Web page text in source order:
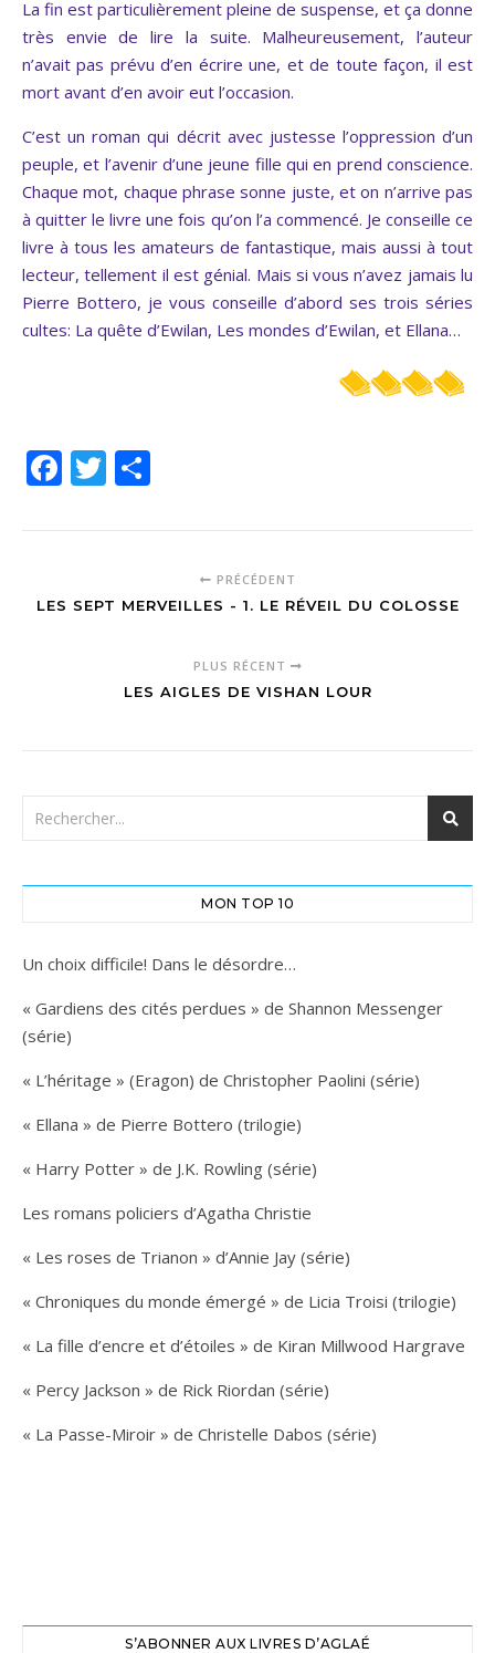
La fin est particulièrement pleine de suspense, et ça donne
très envie de lire la suite. Malheureusement, l’auteur
n’avait pas prévu d’en écrire une, et de toute façon, il est
mort avant d’en avoir eut l’occasion.
C’est un roman qui décrit avec justesse l’oppression d’un
peuple, et l’avenir d’une jeune fille qui en prend conscience.
Chaque mot, chaque phrase sonne juste, et on n’arrive pas
à quitter le livre une fois qu’on l’a commencé. Je conseille ce
livre à tous les amateurs de fantastique, mais aussi à tout
lecteur, tellement il est génial. Mais si vous n’avez jamais lu
Pierre Bottero, je vous conseille d’abord ses trois séries
cultes: La quête d’Ewilan, Les mondes d’Ewilan, et Ellana…
Facebook
Twitter
PRÉCÉDENT
LES SEPT MERVEILLES - 1. LE RÉVEIL DU COLOSSE
PLUS RÉCENT
LES AIGLES DE VISHAN LOUR
MON TOP 10
Un choix difficile! Dans le désordre…
« Gardiens des cités perdues » de Shannon Messenger
(série)
« L’héritage » (Eragon) de Christopher Paolini (série)
« Ellana » de Pierre Bottero (trilogie)
« Harry Potter » de J.K. Rowling (série)
Les romans policiers d’Agatha Christie
« Les roses de Trianon » d’Annie Jay (série)
« Chroniques du monde émergé » de Licia Troisi (trilogie)
« La fille d’encre et d’étoiles » de Kiran Millwood Hargrave
« Percy Jackson » de Rick Riordan (série)
« La Passe-Miroir » de Christelle Dabos (série)
S’ABONNER AUX LIVRES D’AGLAÉ